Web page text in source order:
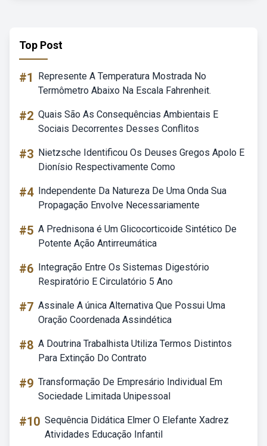
Top Post
#1
Represente A Temperatura Mostrada No
Termômetro Abaixo Na Escala Fahrenheit.
#2 Quais São As Consequências Ambientais E
Sociais Decorrentes Desses Conflitos
#3 Nietzsche Identificou Os Deuses Gregos Apolo E
Dionísio Respectivamente Como
#4 Independente Da Natureza De Uma Onda Sua
Propagação Envolve Necessariamente
#5 A Prednisona é Um Glicocorticoide Sintético De
Potente Ação Antirreumática
#6 Integração Entre Os Sistemas Digestório
Respiratório E Circulatório 5 Ano
#7 Assinale A única Alternativa Que Possui Uma
Oração Coordenada Assindética
#8 A Doutrina Trabalhista Utiliza Termos Distintos
Para Extinção Do Contrato
#9 Transformação De Empresário Individual Em
Sociedade Limitada Unipessoal
#10 Sequência Didática Elmer O Elefante Xadrez
Atividades Educação Infantil